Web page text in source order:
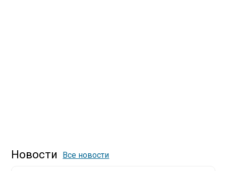
Новости Все новости